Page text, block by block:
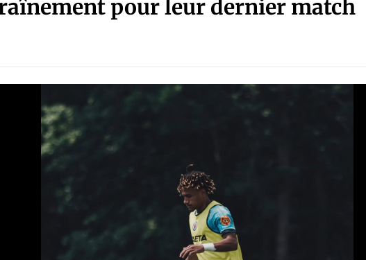
pour leur dernier match